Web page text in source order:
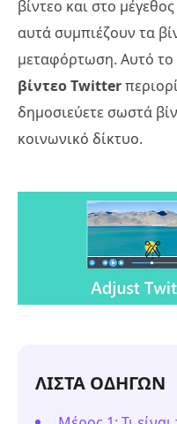
βίντεο και στο
αυτά συμπιέζουν τα
μεταφόρτωση. Αυτό το
βίντεο Twitter
δημοσιεύετε σωστά
κοινωνικό δίκτυο.
ΛΙΣΤΑ ΟΔΗΓΩΝ